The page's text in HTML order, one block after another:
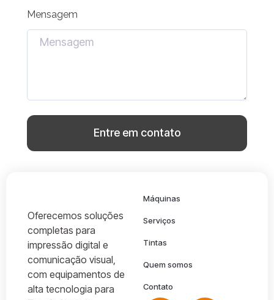
Mensagem
Entre em contato
Oferecemos soluções
completas para
impressão digital e
comunicação visual,
com equipamentos de
alta tecnologia para
Máquinas
Serviços
Tintas
Quem somos
Contato